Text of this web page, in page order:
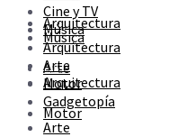
Arquitectura
Arte
Motor
Música
Arquitectura
Arte
Sin resultados
Ver todos los resultados
Cine y TV
Música
Arquitectura
Arte
Motor
Gadgetopía